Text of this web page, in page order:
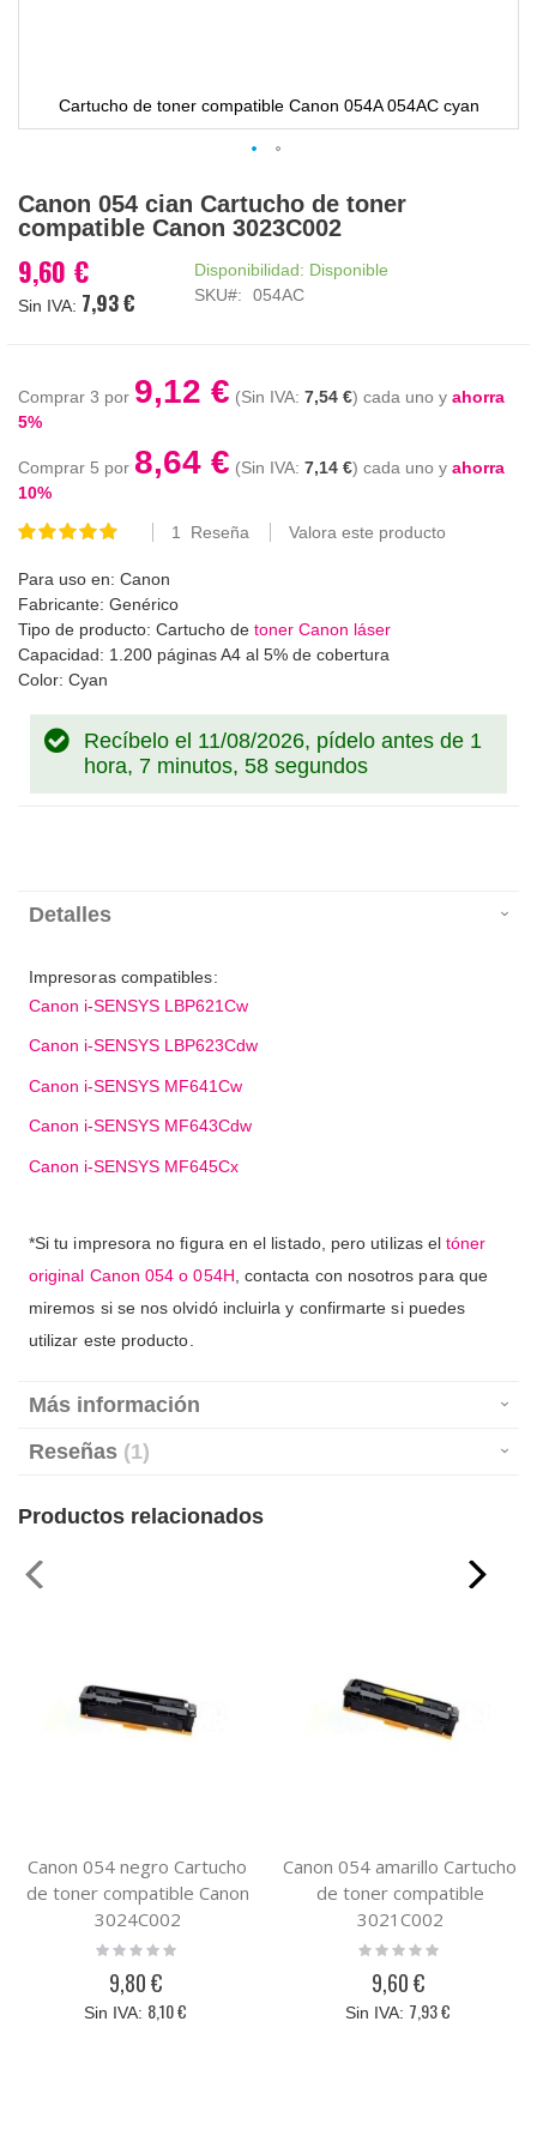
Cartucho de toner compatible Canon 054A 054AC cyan
al
comienzo
la
galería
Canon 054 cian Cartucho de toner
compatible Canon 3023C002
9,60 €
7,93 €
Disponibilidad: Disponible
SKU
054AC
Comprar 3 por 9,12 € 7,54 € cada uno y ahorra
5%
Comprar 5 por 8,64 € 7,14 € cada uno y ahorra
10%
Valoración:
1 Reseña Valora este producto
Para uso en: Canon
Fabricante: Genérico
Tipo de producto: Cartucho de toner Canon láser
Capacidad: 1.200 páginas A4 al 5% de cobertura
Color: Cyan
Recíbelo el 11/08/2026, pídelo antes de 1
hora, 7 minutos, 58 segundos
Detalles
Impresoras compatibles:
Canon i-SENSYS LBP621Cw
Canon i-SENSYS LBP623Cdw
Canon i-SENSYS MF641Cw
Canon i-SENSYS MF643Cdw
Canon i-SENSYS MF645Cx
*Si tu impresora no figura en el listado, pero utilizas eltóner
original Canon 054 o 054H , contacta con nosotros para que
miremos si se nos olvidó incluirla y confirmarte si puedes
utilizar este producto.
Más información
Reseñas 1
Productos relacionados
Canon 054 negro Cartucho
de toner compatible Canon
3024C002
Rating:
9,80 €
8,10 €
Canon 054 amarillo Cartucho
de toner compatible
3021C002
Rating:
9,60 €
7,93 €